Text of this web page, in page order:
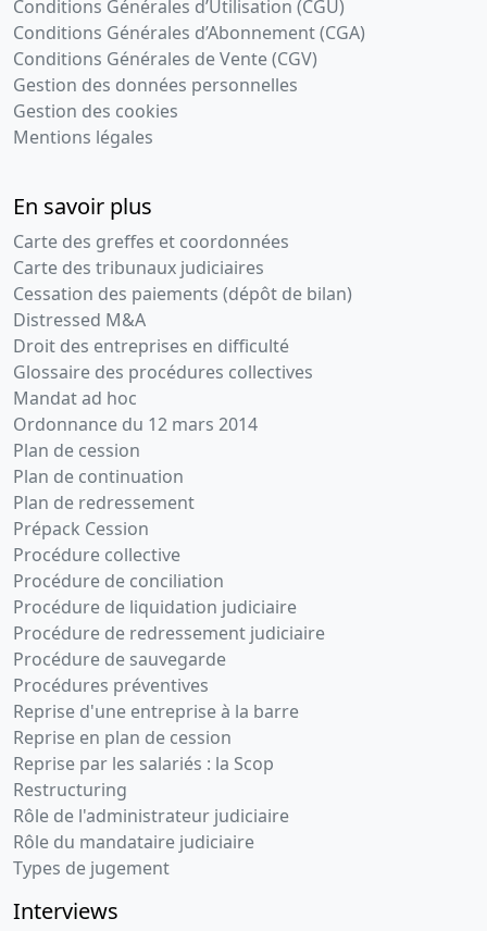
Conditions Générales d’Utilisation (CGU)
Conditions Générales d’Abonnement (CGA)
Conditions Générales de Vente (CGV)
Gestion des données personnelles
Gestion des cookies
Mentions légales
En savoir plus
Carte des greffes et coordonnées
Carte des tribunaux judiciaires
Cessation des paiements (dépôt de bilan)
Distressed M&A
Droit des entreprises en difficulté
Glossaire des procédures collectives
Mandat ad hoc
Ordonnance du 12 mars 2014
Plan de cession
Plan de continuation
Plan de redressement
Prépack Cession
Procédure collective
Procédure de conciliation
Procédure de liquidation judiciaire
Procédure de redressement judiciaire
Procédure de sauvegarde
Procédures préventives
Reprise d'une entreprise à la barre
Reprise en plan de cession
Reprise par les salariés : la Scop
Restructuring
Rôle de l'administrateur judiciaire
Rôle du mandataire judiciaire
Types de jugement
Interviews